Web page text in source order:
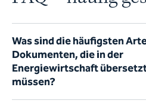
Was sind die häufigsten
Dokumenten, die in der
Energiewirtschaft
müssen?